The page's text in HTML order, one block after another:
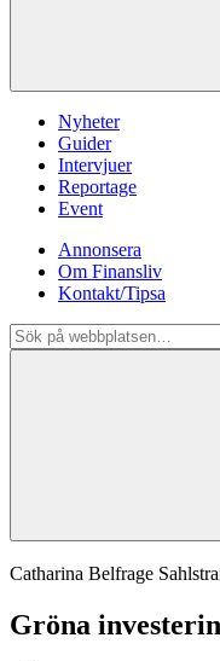
Nyheter
Guider
Intervjuer
Reportage
Event
Annonsera
Om Finansliv
Kontakt/Tipsa
Catharina Belfrage
Gröna